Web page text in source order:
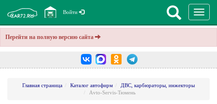
Перейти на полную версию сайта
Войти
Главная страница Каталог автофирм
ДВС, карбюраторы, инжекторы
Аvto-Servis-Тюмень